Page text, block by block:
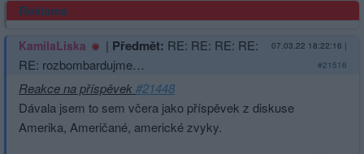
Reklama
KamilaLiska | Předmět: RE: RE: RE: RE:
RE: rozbombardujme…
07.03.22 18:22:16 |
#21516
Reakce na příspěvek#21448
Dávala jsem to sem včera jako příspěvek z diskuse
Amerika, Američané, americké zvyky.